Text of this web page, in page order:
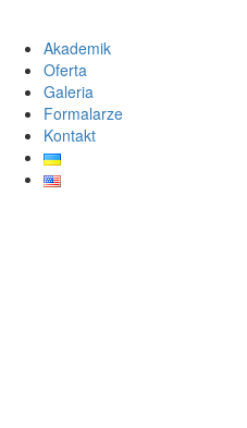
Akademik
Oferta
Galeria
Formalarze
Kontakt